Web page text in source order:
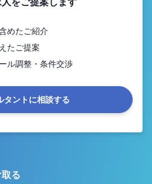
めたご紹介
たご提案
ル調整・条件交渉
タントに相談する
る